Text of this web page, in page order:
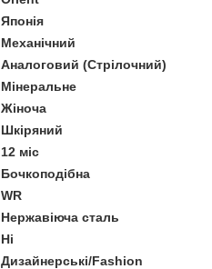
Японія
Механічний
Аналоговий (Стрілочний)
Мінеральне
Жіноча
Шкіряний
12 міс
Бочкоподібна
WR
Нержавіюча сталь
Ні
Дизайнерські/Fashion